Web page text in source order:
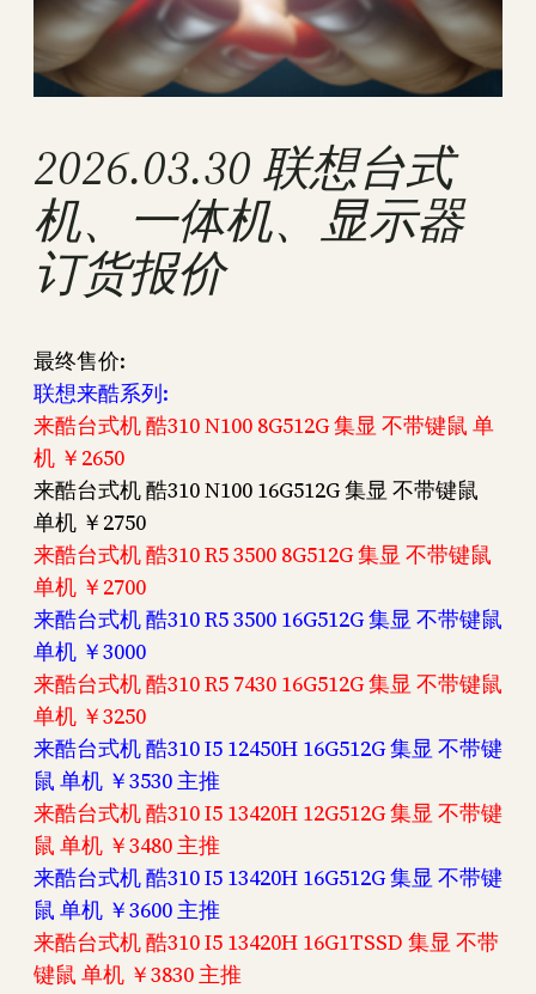
2026.03.30 联想台式
机、一体机、显示器
订货报价
最终售价:
联想来酷系列:
来酷台式机 酷310 N100 8G512G 集显 不带键鼠 单
机 ￥2650
来酷台式机 酷310 N100 16G512G 集显 不带键鼠
单机 ￥2750
来酷台式机 酷310 R5 3500 8G512G 集显 不带键鼠
单机 ￥2700
来酷台式机 酷310 R5 3500 16G512G 集显 不带键鼠
单机 ￥3000
来酷台式机 酷310 R5 7430 16G512G 集显 不带键鼠
单机 ￥3250
来酷台式机 酷310 I5 12450H 16G512G 集显 不带键
鼠 单机 ￥3530 主推
来酷台式机 酷310 I5 13420H 12G512G 集显 不带键
鼠 单机 ￥3480 主推
来酷台式机 酷310 I5 13420H 16G512G 集显 不带键
鼠 单机 ￥3600 主推
来酷台式机 酷310 I5 13420H 16G1TSSD 集显 不带
键鼠 单机 ￥3830 主推